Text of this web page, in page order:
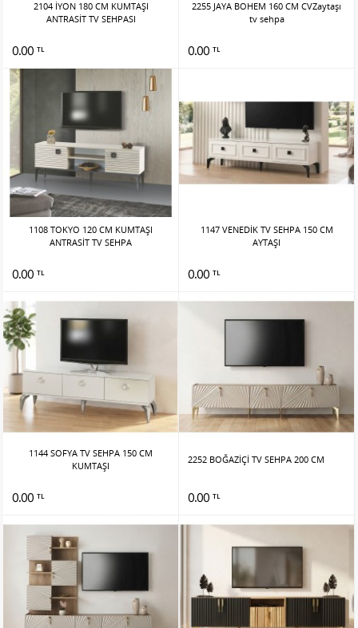
2104 İYON 180 CM KUMTAŞI
ANTRASİT TV SEHPASI
0.00 TL
2255 JAYA BOHEM 160 CM CVZaytaşı
tv sehpa
0.00 TL
1108 TOKYO 120 CM KUMTAŞI
ANTRASİT TV SEHPA
0.00 TL
1147 VENEDİK TV SEHPA 150 CM
AYTAŞI
0.00 TL
1144 SOFYA TV SEHPA 150 CM
KUMTAŞI
0.00 TL
2252 BOĞAZİÇİ TV SEHPA 200 CM
0.00 TL